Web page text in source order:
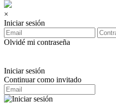
×
Iniciar sesión
Olvidé mi contraseña
Iniciar sesión
Continuar como invitado